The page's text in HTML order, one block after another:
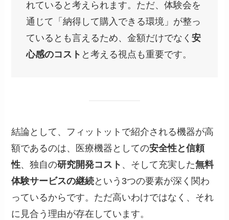
れていると考えられます。ただ、体験会を
通じて「納得して購入できる環境」が整っ
ているとも言えるため、金額だけでなく安
心感のコスト と考える視点も重要です。
結論として、フィットットで紹介される機器が高
額であるのは、医療機器としての安全性と信頼
性、独自の研究開発コスト 、そして充実した無料
体験サービスの継続という3つの要素が深く関わ
っているからです。ただ高いわけではなく、それ
に見合う理由が存在しています。